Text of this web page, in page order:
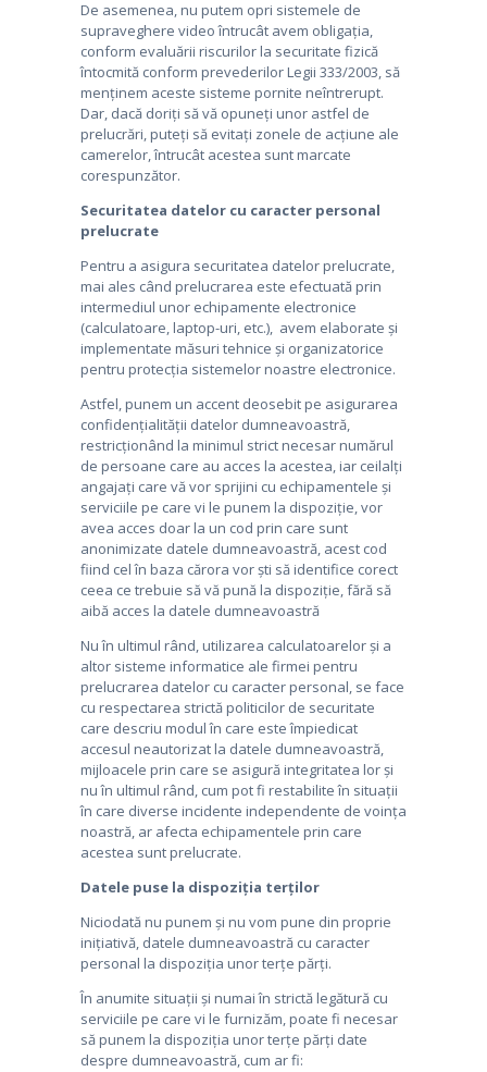
De asemenea, nu putem opri sistemele de
supraveghere video întrucât avem obligația,
conform evaluării riscurilor la securitate fizică
întocmită conform prevederilor Legii 333/2003, să
menținem aceste sisteme pornite neîntrerupt.
Dar, dacă doriți să vă opuneți unor astfel de
prelucrări, puteți să evitați zonele de acțiune ale
camerelor, întrucât acestea sunt marcate
corespunzător.
Securitatea datelor cu caracter personal
prelucrate
Pentru a asigura securitatea datelor prelucrate,
mai ales când prelucrarea este efectuată prin
intermediul unor echipamente electronice
(calculatoare, laptop-uri, etc.), avem elaborate și
implementate măsuri tehnice și organizatorice
pentru protecția sistemelor noastre electronice.
Astfel, punem un accent deosebit pe asigurarea
confidențialității datelor dumneavoastră,
restricționând la minimul strict necesar numărul
de persoane care au acces la acestea, iar ceilalți
angajați care vă vor sprijini cu echipamentele și
serviciile pe care vi le punem la dispoziție, vor
avea acces doar la un cod prin care sunt
anonimizate datele dumneavoastră, acest cod
fiind cel în baza cărora vor ști să identifice corect
ceea ce trebuie să vă pună la dispoziție, fără să
aibă acces la datele dumneavoastră
Nu în ultimul rând, utilizarea calculatoarelor și a
altor sisteme informatice ale firmei pentru
prelucrarea datelor cu caracter personal, se face
cu respectarea strictă politicilor de securitate
care descriu modul în care este împiedicat
accesul neautorizat la datele dumneavoastră,
mijloacele prin care se asigură integritatea lor și
nu în ultimul rând, cum pot fi restabilite în situații
în care diverse incidente independente de voința
noastră, ar afecta echipamentele prin care
acestea sunt prelucrate.
Datele puse la dispoziția terților
Niciodată nu punem și nu vom pune din proprie
inițiativă, datele dumneavoastră cu caracter
personal la dispoziția unor terțe părți.
În anumite situații și numai în strictă legătură cu
serviciile pe care vi le furnizăm, poate fi necesar
să punem la dispoziția unor terțe părți date
despre dumneavoastră, cum ar fi: